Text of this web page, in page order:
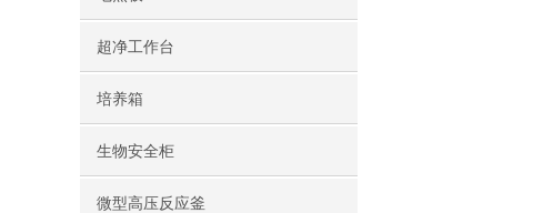
超净工作台
培养箱
生物安全柜
微型高压反应釜